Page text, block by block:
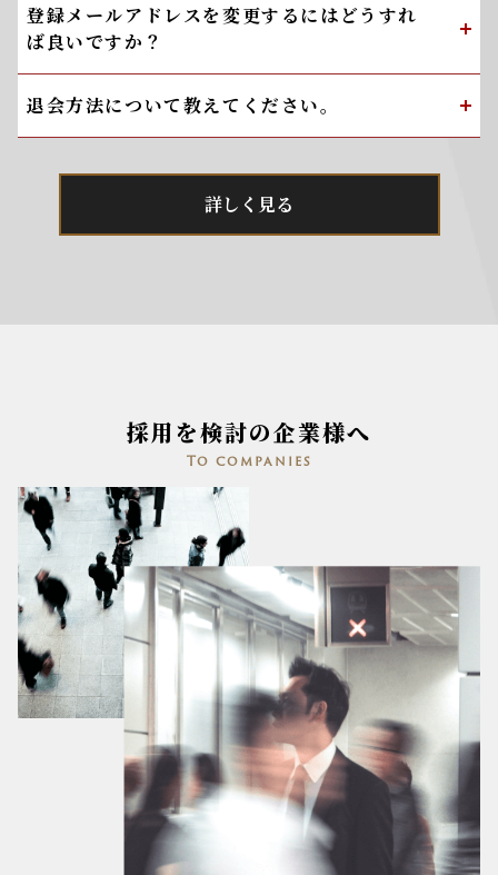
登録メールアドレスを変更するにはどうすれ
ば良いですか？
退会方法について教えてください。
詳しく見る
採用を検討の企業様へ
To companies